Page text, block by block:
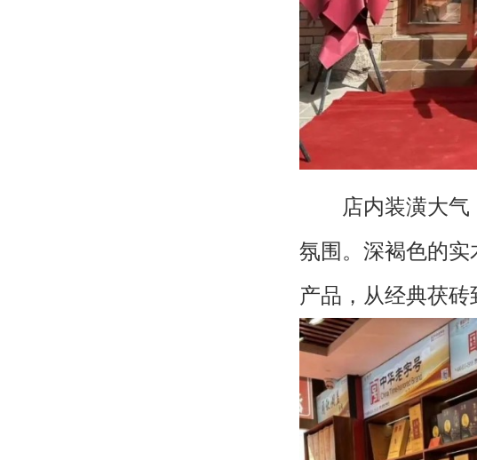
店内装潢大气，
氛围。深褐色的
产品，从经典茯砖